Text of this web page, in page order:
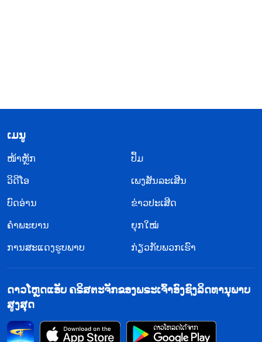
​ເມ​ນູ
​ໜ້າຫຼັກ
ປຶ້ມ
ວິ​ດີ​ໂອ
ເພງສັນລະເສີນ
ບົດອ່ານ
ຂ່າວປະເສີດ
ຄຳພະຍານ
ຍຸກໃໝ່
ການສະແດງຮູບພາບ
ກ່ຽວກັບພວກເຮົາ
ດາວໂຫຼດແອັບ ຄຣິສຕະຈັກຂອງພຣະເຈົ້າອົງຊົງລິດທານຸພາບ
ສູງສຸດ